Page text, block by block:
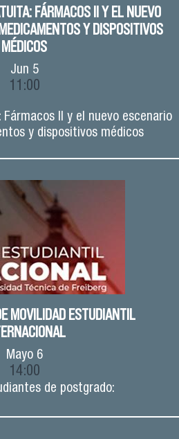
FÁRMACOS II Y EL NUEVO
Y DISPOSITIVOS
MÉDICOS
Jun 5
11:00
II y el nuevo escenario
y dispositivos médicos
MOVILIDAD ESTUDIANTIL
Mayo6
14:00
de postgrado: